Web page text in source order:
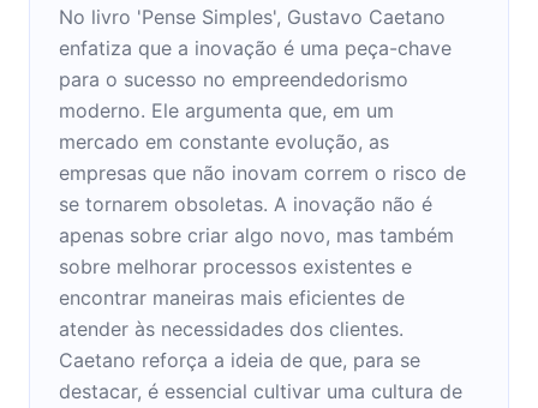
No livro 'Pense Simples', Gustavo Caetano
enfatiza que a inovação é uma peça-chave
para o sucesso no empreendedorismo
moderno. Ele argumenta que, em um
mercado em constante evolução, as
empresas que não inovam correm o risco de
se tornarem obsoletas. A inovação não é
apenas sobre criar algo novo, mas também
sobre melhorar processos existentes e
encontrar maneiras mais eficientes de
atender às necessidades dos clientes.
Caetano reforça a ideia de que, para se
destacar, é essencial cultivar uma cultura de